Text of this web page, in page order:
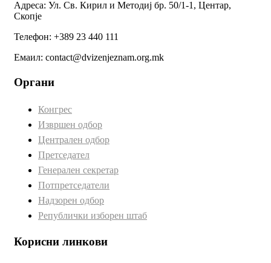
Адреса: Ул. Св. Кирил и Методиј бр. 50/1-1, Центар,
Скопје
Телефон: +389 23 440 111
Емаил: contact@dvizenjeznam.org.mk
Органи
Конгрес
Извршен одбор
Централен одбор
Претседател
Генерален секретар
Потпретседатели
Надзорен одбор
Републички изборен штаб
Корисни линкови